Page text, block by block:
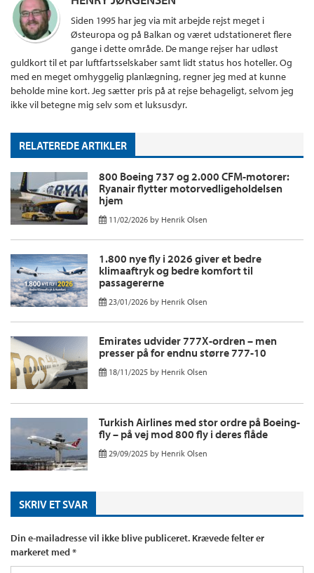
Siden 1995 har jeg via mit arbejde rejst meget i
Østeuropa og på Balkan og været udstationeret flere
gange i dette område. De mange rejser har udløst
guldkort til et par luftfartsselskaber samt lidt status hos hoteller. Og
med en meget omhyggelig planlægning, regner jeg med at kunne
beholde mine kort. Jeg sætter pris på at rejse behageligt, selvom jeg
ikke vil betegne mig selv som et luksusdyr.
RELATEREDE ARTIKLER
800 Boeing 737 og 2.000 CFM-motorer:
Ryanair flytter motorvedligeholdelsen
hjem
11/02/2026 by Henrik Olsen
1.800 nye fly i 2026 giver et bedre
klimaaftryk og bedre komfort til
passagererne
23/01/2026 by Henrik Olsen
Emirates udvider 777X-ordren – men
presser på for endnu større 777-10
18/11/2025 by Henrik Olsen
Turkish Airlines med stor ordre på Boeing-
fly – på vej mod 800 fly i deres flåde
29/09/2025 by Henrik Olsen
SKRIV ET SVAR
Din e-mailadresse vil ikke blive publiceret. Krævede felter er
markeret med*